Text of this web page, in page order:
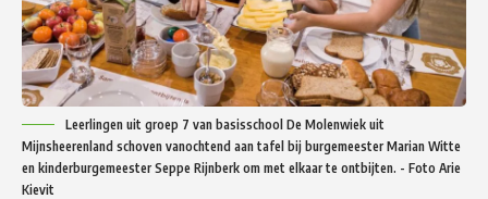
Leerlingen uit groep 7 van basisschool De Molenwiek uit
Mijnsheerenland schoven vanochtend aan tafel bij burgemeester Marian Witte
en kinderburgemeester Seppe Rijnberk om met elkaar te ontbijten. - Foto Arie
Kievit